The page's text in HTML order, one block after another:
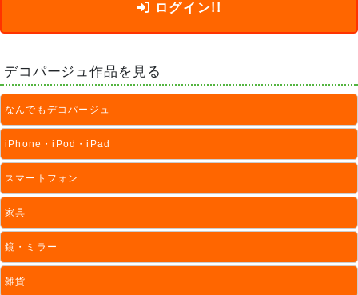
ログイン!!
デコパージュ作品を見る
なんでもデコパージュ
iPhone・iPod・iPad
スマートフォン
家具
鏡・ミラー
雑貨